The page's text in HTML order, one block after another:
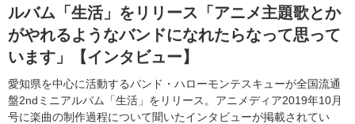
グッズ イベント
声優 コスプレ
ラキりす
番組・動画一覧 ラジオ
動画
連載・ブログ
連載・ブログ一覧 コラム
編集部ブログ・お知らせ
ルバム「生活」をリリース「アニメ主題歌とか
がやれるようなバンドになれたらなって思って
います」【インタビュー】
愛知県を中心に活動するバンド・ハローモンテスキューが全国流通
盤2ndミニアルバム「生活」をリリース。アニメディア2019年10月
号に楽曲の制作過程について聞いたインタビューが掲載されてい